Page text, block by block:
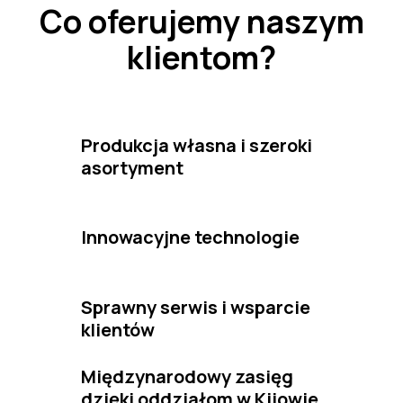
Co oferujemy naszym
klientom?
Produkcja własna i szeroki
asortyment
Innowacyjne technologie
Sprawny serwis i wsparcie
klientów
Międzynarodowy zasięg